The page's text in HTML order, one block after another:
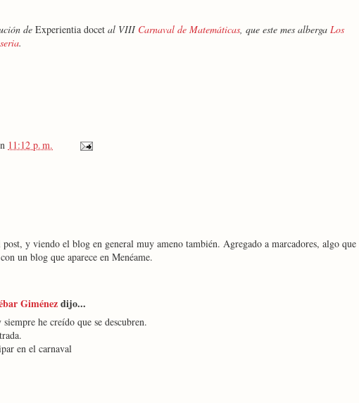
de Experientia docet al VIII Carnaval de Matemáticas, que este mes alberga Los
.
11:12 p. m.
y viendo el blog en general muy ameno también. Agregado a marcadores, algo que
un blog que aparece en Menéame.
Giménezdijo...
he creído que se descubren.
en el carnaval